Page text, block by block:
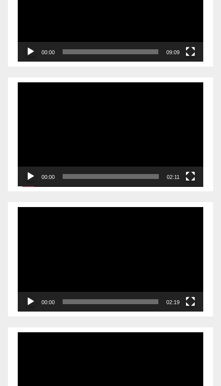
00:00 09:09
00:00 02:11
00:00 02:19